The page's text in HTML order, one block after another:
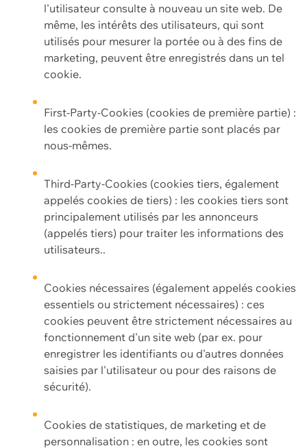
l'utilisateur consulte à nouveau un site web. De
même, les intérêts des utilisateurs, qui sont
utilisés pour mesurer la portée ou à des fins de
marketing, peuvent être enregistrés dans un tel
cookie.
First-Party-Cookies (cookies de première partie) :
les cookies de première partie sont placés par
nous-mêmes.
Third-Party-Cookies (cookies tiers, également
appelés cookies de tiers) : les cookies tiers sont
principalement utilisés par les annonceurs
(appelés tiers) pour traiter les informations des
utilisateurs..
Cookies nécessaires (également appelés cookies
essentiels ou strictement nécessaires) : ces
cookies peuvent être strictement nécessaires au
fonctionnement d'un site web (par ex. pour
enregistrer les identifiants ou d'autres données
saisies par l'utilisateur ou pour des raisons de
sécurité).
Cookies de statistiques, de marketing et de
personnalisation : en outre, les cookies sont